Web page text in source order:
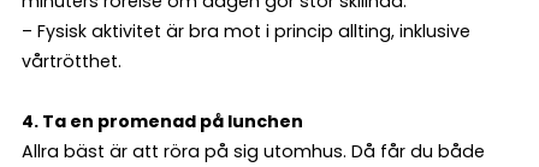
– Fysisk aktivitet är bra mot i princip allting, inklusive
vårtrötthet.
4. Ta en promenad på lunchen
Allra bäst är att röra på sig utomhus. Då får du både